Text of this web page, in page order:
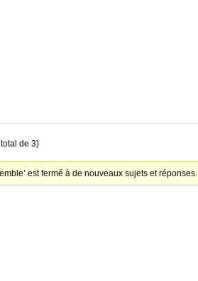
de 3)
est fermé à de nouveaux sujets et réponses.